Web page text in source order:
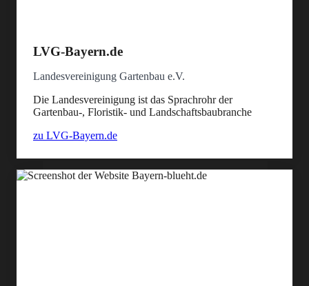
LVG-Bayern.de
Landesvereinigung Gartenbau e.V.
Die Landesvereinigung ist das Sprachrohr der
Gartenbau-, Floristik- und Landschaftsbaubranche
zu LVG-Bayern.de